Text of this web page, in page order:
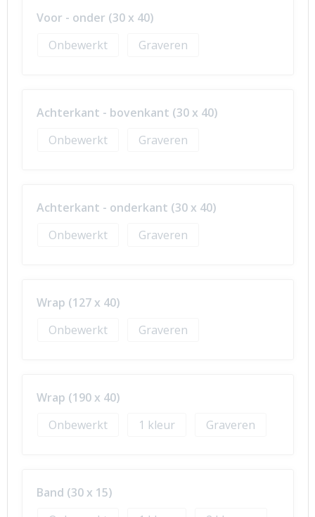
Voor - onder (30 x 40)
Onbewerkt
Graveren
Achterkant - bovenkant (30 x 40)
Onbewerkt
Graveren
Achterkant - onderkant (30 x 40)
Onbewerkt
Graveren
Wrap (127 x 40)
Onbewerkt
Graveren
Wrap (190 x 40)
Onbewerkt
1 Graveren
Band (30 x 15)